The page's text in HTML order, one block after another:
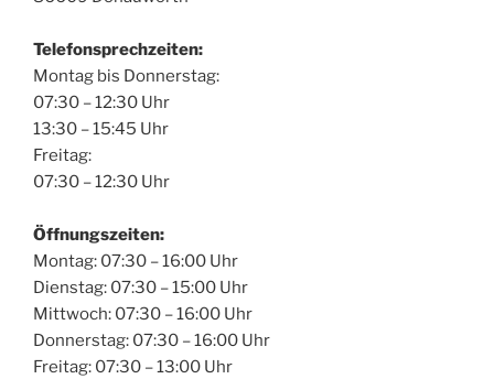
Telefonsprechzeiten:
Montag bis Donnerstag:
07:30 – 12:30 Uhr
13:30 – 15:45 Uhr
Freitag:
07:30 – 12:30 Uhr
Öffnungszeiten:
Montag: 07:30 – 16:00 Uhr
Dienstag: 07:30 – 15:00 Uhr
Mittwoch: 07:30 – 16:00 Uhr
Donnerstag: 07:30 – 16:00 Uhr
Freitag: 07:30 – 13:00 Uhr